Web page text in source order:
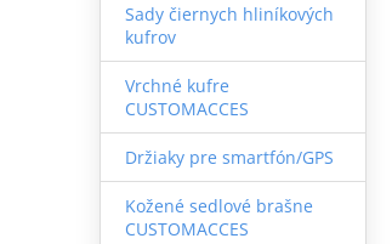
Sady čiernych hliníkových
kufrov
Vrchné kufre
CUSTOMACCES
Držiaky pre smartfón/GPS
Kožené sedlové brašne
CUSTOMACCES